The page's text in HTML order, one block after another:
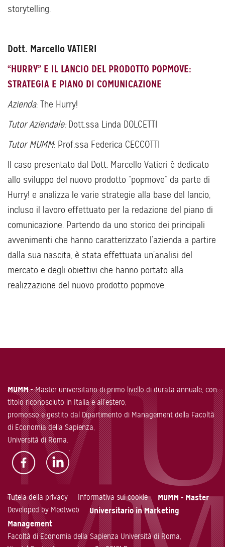
storytelling.
Dott. Marcello VATIERI
“HURRY” E IL LANCIO DEL PRODOTTO POPMOVE:
STRATEGIA E PIANO DI COMUNICAZIONE
Azienda: The Hurry!
Tutor Aziendale:Dott.ssa Linda DOLCETTI
Tutor MUMM: Prof.ssa Federica CECCOTTI
Il caso presentato dal Dott. Marcello Vatieri è dedicato
allo sviluppo del nuovo prodotto “popmove” da parte di
Hurry! e analizza le varie strategie alla base del lancio,
incluso il lavoro effettuato per la redazione del piano di
comunicazione. Partendo da uno storico dei principali
avvenimenti che hanno caratterizzato l’azienda a partire
dalla sua nascita, è stata effettuata un’analisi del
mercato e degli obiettivi che hanno portato alla
realizzazione del nuovo prodotto popmove.
MUMM- Master universitario di primo livello di durata annuale, con
titolo riconosciuto in Italia e all’estero,
promosso e gestito dal Dipartimento di Management della Facoltà
di Economia della Sapienza,
Università di Roma.
Tutela della privacy
Informativa sui cookie
Developed by Meetweb
MUMM - Master
Universitario in Marketing
Management
Facoltà di Economia della Sapienza Università di Roma,